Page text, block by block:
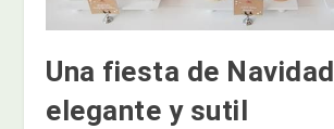
Una fiesta de Navidad
elegante y sutil